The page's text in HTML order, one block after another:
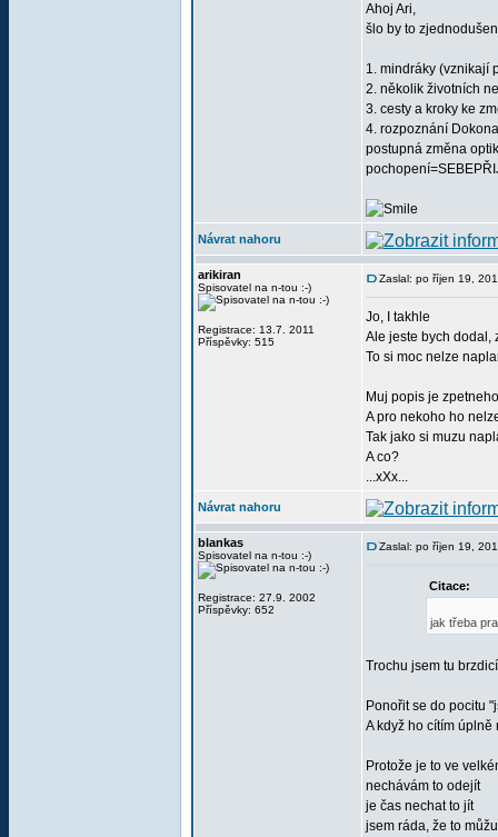
Ahoj Ari,
šlo by to
1. mindráky (vznikají
2. několik životních
3. cesty a kroky ke
4. rozpoznání
postupná změna
Návrat nahoru
arikiran
Spisovatel na n-tou :-)
Registrace: 13.7. 2011
Příspěvky: 515
Zaslal: po říjen 19,
Jo, I takhle
Ale jeste bych dodal,
To si moc nelze
Muj popis je
A pro nekoho ho
Tak jako si muzu
A co?
...xXx...
Návrat nahoru
blankas
Spisovatel na n-tou :-)
Registrace: 27.9. 2002
Příspěvky: 652
Zaslal: po říjen 19,
Citace:
jak třeba
Trochu jsem tu
Ponořit se do pocitu
A když ho cítím
Protože je to ve
nechávám to odejít
je čas nechat to jít
jsem ráda, že to